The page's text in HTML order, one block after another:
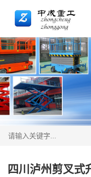
四川泸州剪叉式